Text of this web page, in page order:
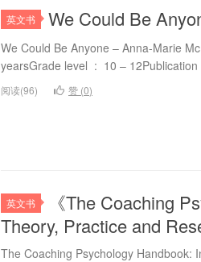
英文书 We Could Be
We Could Be Anyone – Anna-Marie
阅读(96) 赞 (0)
英文书
《The Coaching
Theory, Practice and
The Coaching Psychology Handbook: